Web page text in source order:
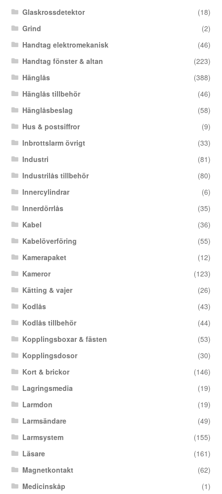
Glaskrossdetektor
(18)
Grind
(2)
Handtag elektromekanisk
(46)
Handtag fönster & altan
(223)
Hänglås
(388)
Hänglås tillbehör
(46)
Hänglåsbeslag
(58)
Hus & postsiffror
(9)
Inbrottslarm övrigt
(33)
Industri
(81)
Industrilås tillbehör
(80)
Innercylindrar
(6)
Innerdörrlås
(35)
Kabel
(36)
Kabelöverföring
(55)
Kamerapaket
(12)
Kameror
(123)
Kätting & vajer
(26)
Kodlås
(43)
Kodlås tillbehör
(44)
Kopplingsboxar & fästen
(53)
Kopplingsdosor
(30)
Kort & brickor
(146)
Lagringsmedia
(19)
Larmdon
(19)
Larmsändare
(49)
Larmsystem
(155)
Läsare
(161)
Magnetkontakt
(62)
Medicinskåp
(1)